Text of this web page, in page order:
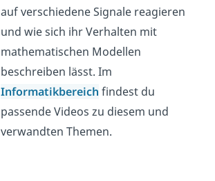
auf verschiedene Signale reagieren
und wie sich ihr Verhalten mit
mathematischen Modellen
beschreiben lässt. Im
Informatikbereich findest du
passende Videos zu diesem und
verwandten Themen.